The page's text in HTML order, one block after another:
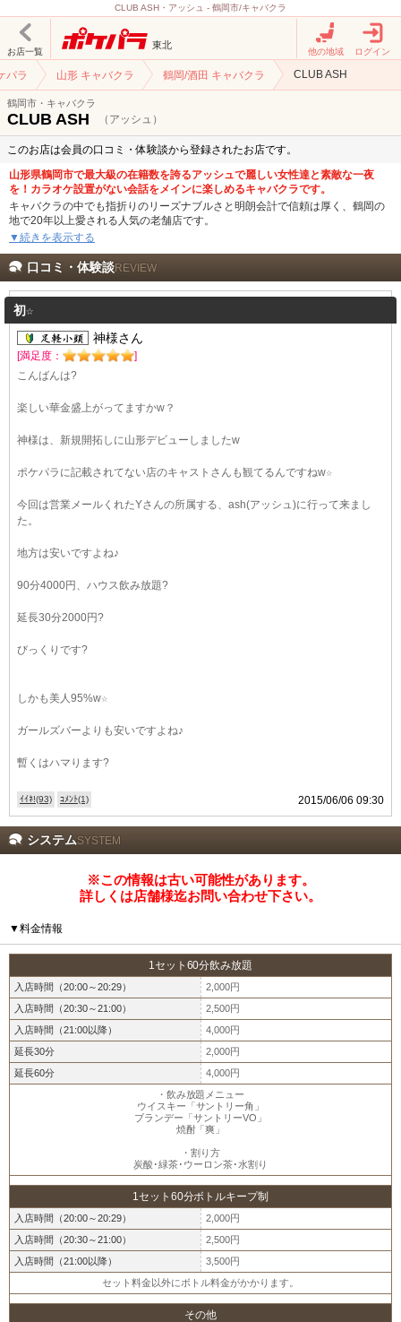
CLUB ASH・アッシュ - 鶴岡市/キャバクラ
お店一覧
東北
他の地域 ログイン
パラ 山形 キャバクラ 鶴岡/酒田 キャバクラ CLUB ASH
鶴岡市・キャバクラ
CLUB ASH （アッシュ）
このお店は会員の口コミ・体験談から登録されたお店です。
山形県鶴岡市で最大級の在籍数を誇るアッシュで麗しい女性達と素敵な一夜
を！カラオケ設置がない会話をメインに楽しめるキャバクラです。
キャバクラの中でも指折りのリーズナブルさと明朗会計で信頼は厚く、鶴岡の
地で20年以上愛される人気の老舗店です。
ーンに合わせた楽しみ方ができます。飲み放題の場合はウイスキー「サントリ
ー角」、焼酎「爽」、ブランデー「サントリーVO」の中から炭酸割り、緑茶ウ
ーロン茶割り、水割りなどお好きな飲み方を選べます。ボトルキープの場合
は、お手頃価格のボトルから特別な時に開けたい高価なボトルまで20種類を超
えるボトルを取りそろえてます。
20名を超える在籍キャストは20代～30代の美女たちが揃っていて、お話上手で
聞き上手な彼女たちとのひとときは、何度来ても新鮮な気持ちで楽しむことが
できます。
▼続きを表示する
口コミ・体験談REVIEW
初☆
神様さん
[満足度：
]
こんばんは?
楽しい華金盛上がってますかw？
神様は、新規開拓しに山形デビューしましたw
ポケパラに記載されてない店のキャストさんも観てるんですねw☆
今回は営業メールくれたYさんの所属する、ash(アッシュ)に行って来まし
た。
地方は安いですよね♪
90分4000円、ハウス飲み放題?
延長30分2000円?
びっくりです?
しかも美人95%w☆
ガールズバーよりも安いですよね♪
暫くはハマります?
ｲｲﾈ!(93) ｺﾒﾝﾄ(1) 2015/06/06 09:30
システムSYSTEM
※この情報は古い可能性があります。
詳しくは店舗様迄お問い合わせ下さい。
▼料金情報
1セット60分飲み放題
入店時間（20:00～20:29）
2,000円
入店時間（20:30～21:00）
2,500円
入店時間（21:00以降）
4,000円
延長30分
2,000円
延長60分
4,000円
・飲み放題メニュー
ウイスキー「サントリー角」
ブランデー「サントリーVO」
焼酎「爽」
・割り方
炭酸･緑茶･ウーロン茶･水割り
1セット60分ボトルキープ制
入店時間（20:00～20:29）
2,000円
入店時間（20:30～21:00）
2,500円
入店時間（21:00以降）
3,500円
セット料金以外にボトル料金がかかります。
その他
LINE
お店のURLをコピー
会員ログイン
女の子ログイン
店舗ログイン
新規会員登録
甲信越 北陸
関東